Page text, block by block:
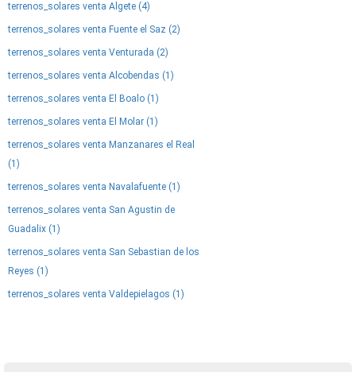
terrenos_solares venta Algete (4)
terrenos_solares venta Fuente el Saz (2)
terrenos_solares venta Venturada (2)
terrenos_solares venta Alcobendas (1)
terrenos_solares venta El Boalo (1)
terrenos_solares venta El Molar (1)
terrenos_solares venta Manzanares el Real
(1)
terrenos_solares venta Navalafuente (1)
terrenos_solares venta San Agustin de
Guadalix (1)
terrenos_solares venta San Sebastian de los
Reyes (1)
terrenos_solares venta Valdepielagos (1)